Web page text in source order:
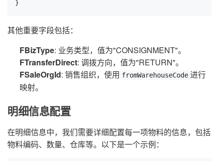
}
其他重要字段包括：
FBizType: 业务类型，值为"CONSIGNMENT"。
FTransferDirect: 调拨方向，值为"RETURN"。
FSaleOrgId: 销售组织，使用 fromWarehouseCode 进行
映射。
明细信息配置
在明细信息中，我们需要详细配置每一项物料的信息，包括
物料编码、数量、仓库等。以下是一个示例：